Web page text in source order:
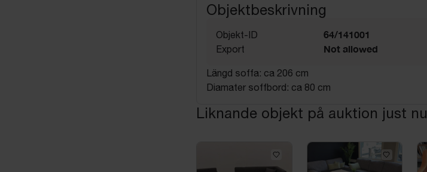
Objektbeskrivning
Objekt-ID 64/141001
Export Not allowed
Längd soffa: ca 206 cm
Diamater soffbord: ca 80 cm
Liknande objekt på auktion just nu